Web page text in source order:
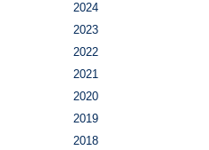
2024
2023
2022
2021
2020
2019
2018